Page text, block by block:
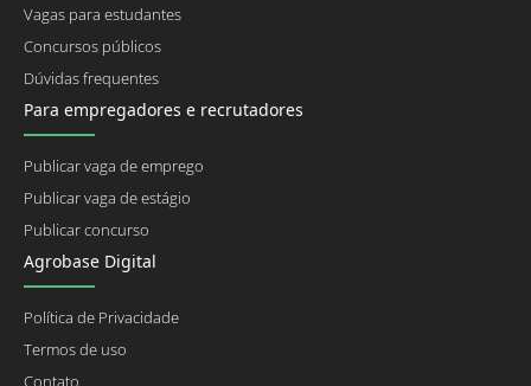
Vagas para estudantes
Concursos públicos
Dúvidas frequentes
Para empregadores e recrutadores
Publicar vaga de emprego
Publicar vaga de estágio
Publicar concurso
Agrobase Digital
Política de Privacidade
Termos de uso
Contato